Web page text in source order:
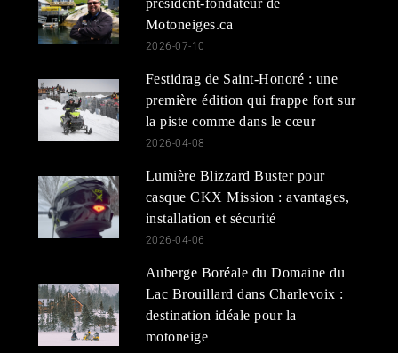
président-fondateur de
Motoneiges.ca
2026-07-10
Festidrag de Saint-Honoré : une
première édition qui frappe fort sur
la piste comme dans le cœur
2026-04-08
Lumière Blizzard Buster pour
casque CKX Mission : avantages,
installation et sécurité
2026-04-06
Auberge Boréale du Domaine du
Lac Brouillard dans Charlevoix :
destination idéale pour la
motoneige